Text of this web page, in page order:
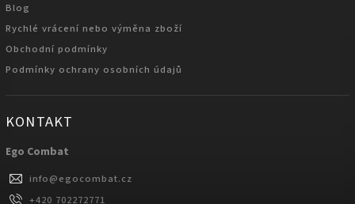
Blog
Rychlé vrácení nebo výměna zboží
Obchodní podmínky
Podmínky ochrany osobních údajů
KONTAKT
Ego Combat
info@egocombat.cz
+420 702272771